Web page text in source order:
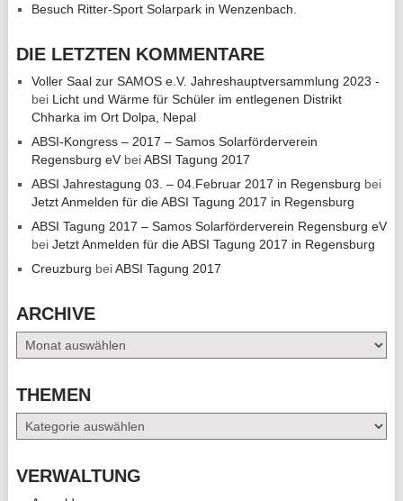
Besuch Ritter-Sport Solarpark in Wenzenbach.
DIE LETZTEN KOMMENTARE
Voller Saal zur SAMOS e.V. Jahreshauptversammlung 2023 -
bei Licht und Wärme für Schüler im entlegenen Distrikt
Chharka im Ort Dolpa, Nepal
ABSI-Kongress – 2017 – Samos Solarförderverein
Regensburg eVbeiABSI Tagung 2017
ABSI Jahrestagung 03. – 04.Februar 2017 in Regensburg bei
Jetzt Anmelden für die ABSI Tagung 2017 in Regensburg
ABSI Tagung 2017 – Samos Solarförderverein Regensburg eV
bei Jetzt Anmelden für die ABSI Tagung 2017 in Regensburg
Creuzburg beiABSI Tagung 2017
ARCHIVE
Archive
THEMEN
Themen
VERWALTUNG